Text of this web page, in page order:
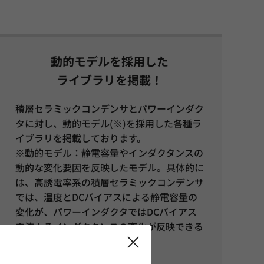
動的モデルを採用した
ライブラリを掲載！
積層セラミックコンデンサとパワーインダク
タに対し、動的モデル(※)を採用した各種ラ
イブラリを掲載しております。
※動的モデル：静電容量やインダクタンスの
動的な変化要因を反映したモデル。具体的に
は、高誘電率系の積層セラミックコンデンサ
では、温度とDCバイアスによる静電容量の
変化が、パワーインダクタではDCバイアス
電流よるインダクタンスの変化が反映できる